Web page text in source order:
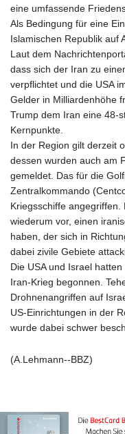
eine umfassende
Als Bedingung für eine
Islamischen Republik auf
Laut dem
dass sich der Iran zu
verpflichtet und die USA
Gelder in Milliardenhöhe
Trump dem Iran eine 48-
Kernpunkte.
In der Region gilt derzeit
dessen wurden auch am
gemeldet. Das für die
Zentralkommando
Kriegsschiffe angegriffen.
wiederum vor, einen
haben, der sich in
dabei zivile Gebiete
Die USA und Israel
Iran-Krieg begonnen.
Drohnenangriffen auf
US-Einrichtungen in der
wurde dabei schwer
(A.Lehmann--BBZ)